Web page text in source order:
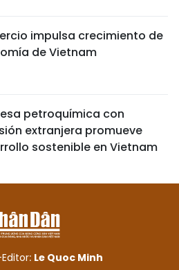
impulsa crecimiento de
de Vietnam
petroquímica con
extranjera promueve
sostenible en Vietnam
Le Quoc Minh